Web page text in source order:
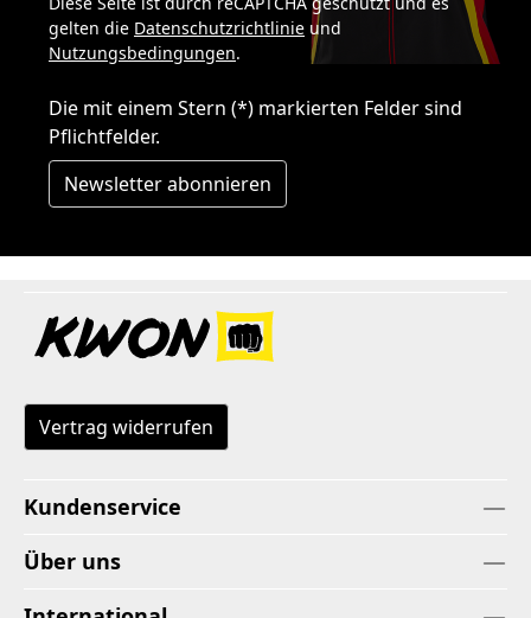
gelten die Datenschutzrichtlinie und
Nutzungsbedingungen.
Die mit einem Stern (*) markierten Felder sind
Pflichtfelder.
Newsletter abonnieren
Vertrag widerrufen
Kundenservice
Über uns